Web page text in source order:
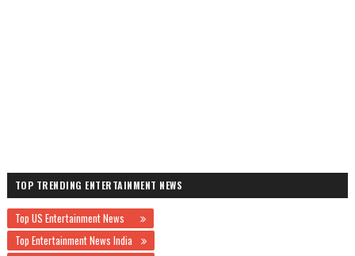
TOP TRENDING ENTERTAINMENT NEWS
Top US Entertainment News
Top Entertainment News India